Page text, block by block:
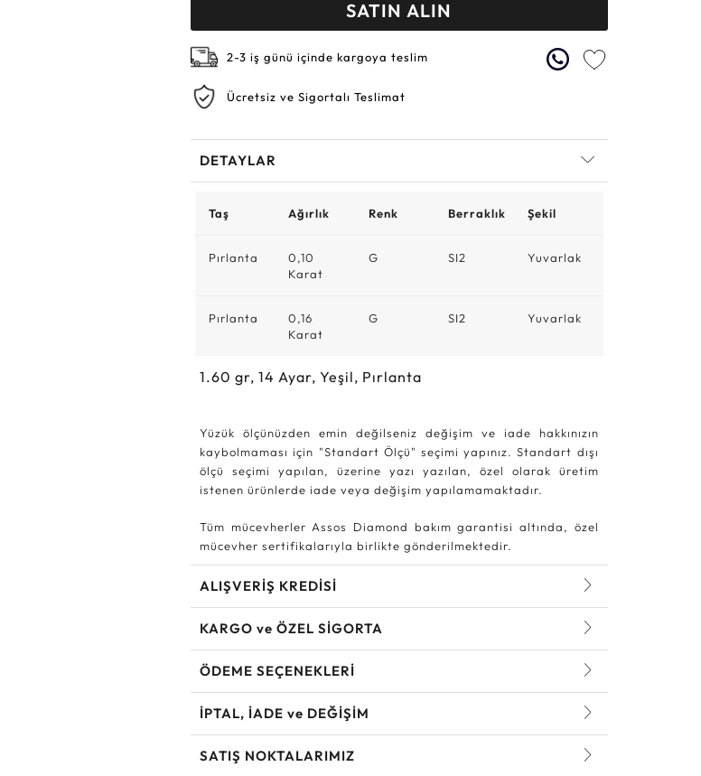
SATIN ALIN
2-3 iş günü içinde kargoya teslim
Ücretsiz ve Sigortalı Teslimat
DETAYLAR
Taş Ağırlık Renk Berraklık Şekil
Pırlanta
0,10
Karat
G SI2 Yuvarlak
Pırlanta
0,16
Karat
G SI2 Yuvarlak
1.60gr,14Ayar, Yeşil, Pırlanta
Yüzük ölçünüzden emin değilseniz değişim ve iade hakkınızın
kaybolmaması için "Standart Ölçü" seçimi yapınız. Standart dışı
ölçü seçimi yapılan, üzerine yazı yazılan, özel olarak üretim
istenen ürünlerde iade veya değişim yapılamamaktadır.
Tüm mücevherler Assos Diamond bakım garantisi altında, özel
mücevher sertifikalarıyla birlikte gönderilmektedir.
ALIŞVERİŞ KREDİSİ
KARGO ve ÖZEL SİGORTA
ÖDEME SEÇENEKLERİ
İPTAL, İADE ve DEĞİŞİM
SATIŞ NOKTALARIMIZ